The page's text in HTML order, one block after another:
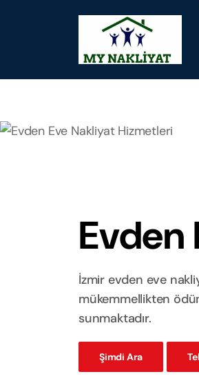
Evden
İzmir evden eve
mükemmellikten
sunmaktadır.
Şimdi Ara